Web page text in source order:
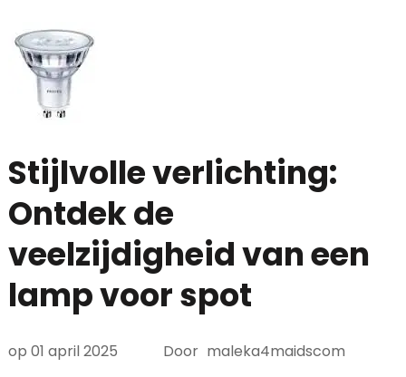
Stijlvolle verlichting:
Ontdek de
veelzijdigheid van een
lamp voor spot
op 01 april 2025 Door maleka4maidscom